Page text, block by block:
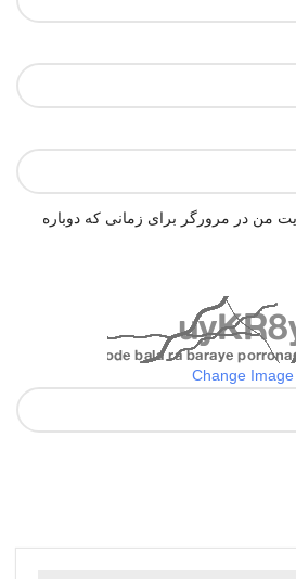
من در مرورگر برای زمانی که دوباره
Change Image